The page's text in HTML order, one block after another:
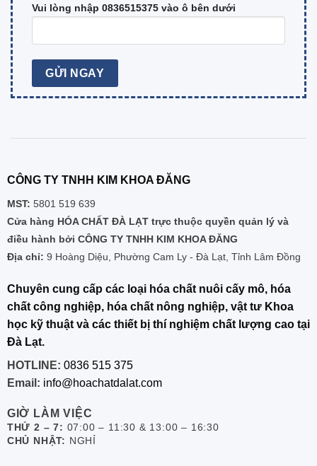
Vui lòng nhập 0836515375 vào ô bên dưới
CÔNG TY TNHH KIM KHOA ĐĂNG
MST: 5801 519 639
Cửa hàng HÓA CHẤT ĐÀ LẠT trực thuộc quyền quản lý và
điều hành bởi CÔNG TY TNHH KIM KHOA ĐĂNG
Địa chỉ: 9 Hoàng Diệu, Phường Cam Ly - Đà Lạt, Tỉnh Lâm Đồng
Chuyên cung cấp các loại hóa chất nuôi cấy mô, hóa
chất công nghiệp, hóa chất nông nghiệp, vật tư Khoa
học kỹ thuật và các thiết bị thí nghiệm chất lượng cao tại
Đà Lạt.
HOTLINE: 0836 515 375
Email: info@hoachatdalat.com
GIỜ LÀM VIỆC
THỨ 2 – 7: 07:00 – 11:30 & 13:00 – 16:30
CHỦ NHẬT: NGHỈ